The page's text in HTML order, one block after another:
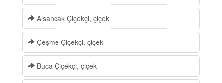
Alsancak Çiçekçi, çiçek
Çeşme Çiçekçi, çiçek
Buca Çiçekçi, çiçek